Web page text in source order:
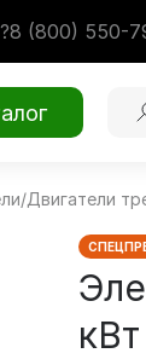
8 (800) 550-
мин
/Двигатели